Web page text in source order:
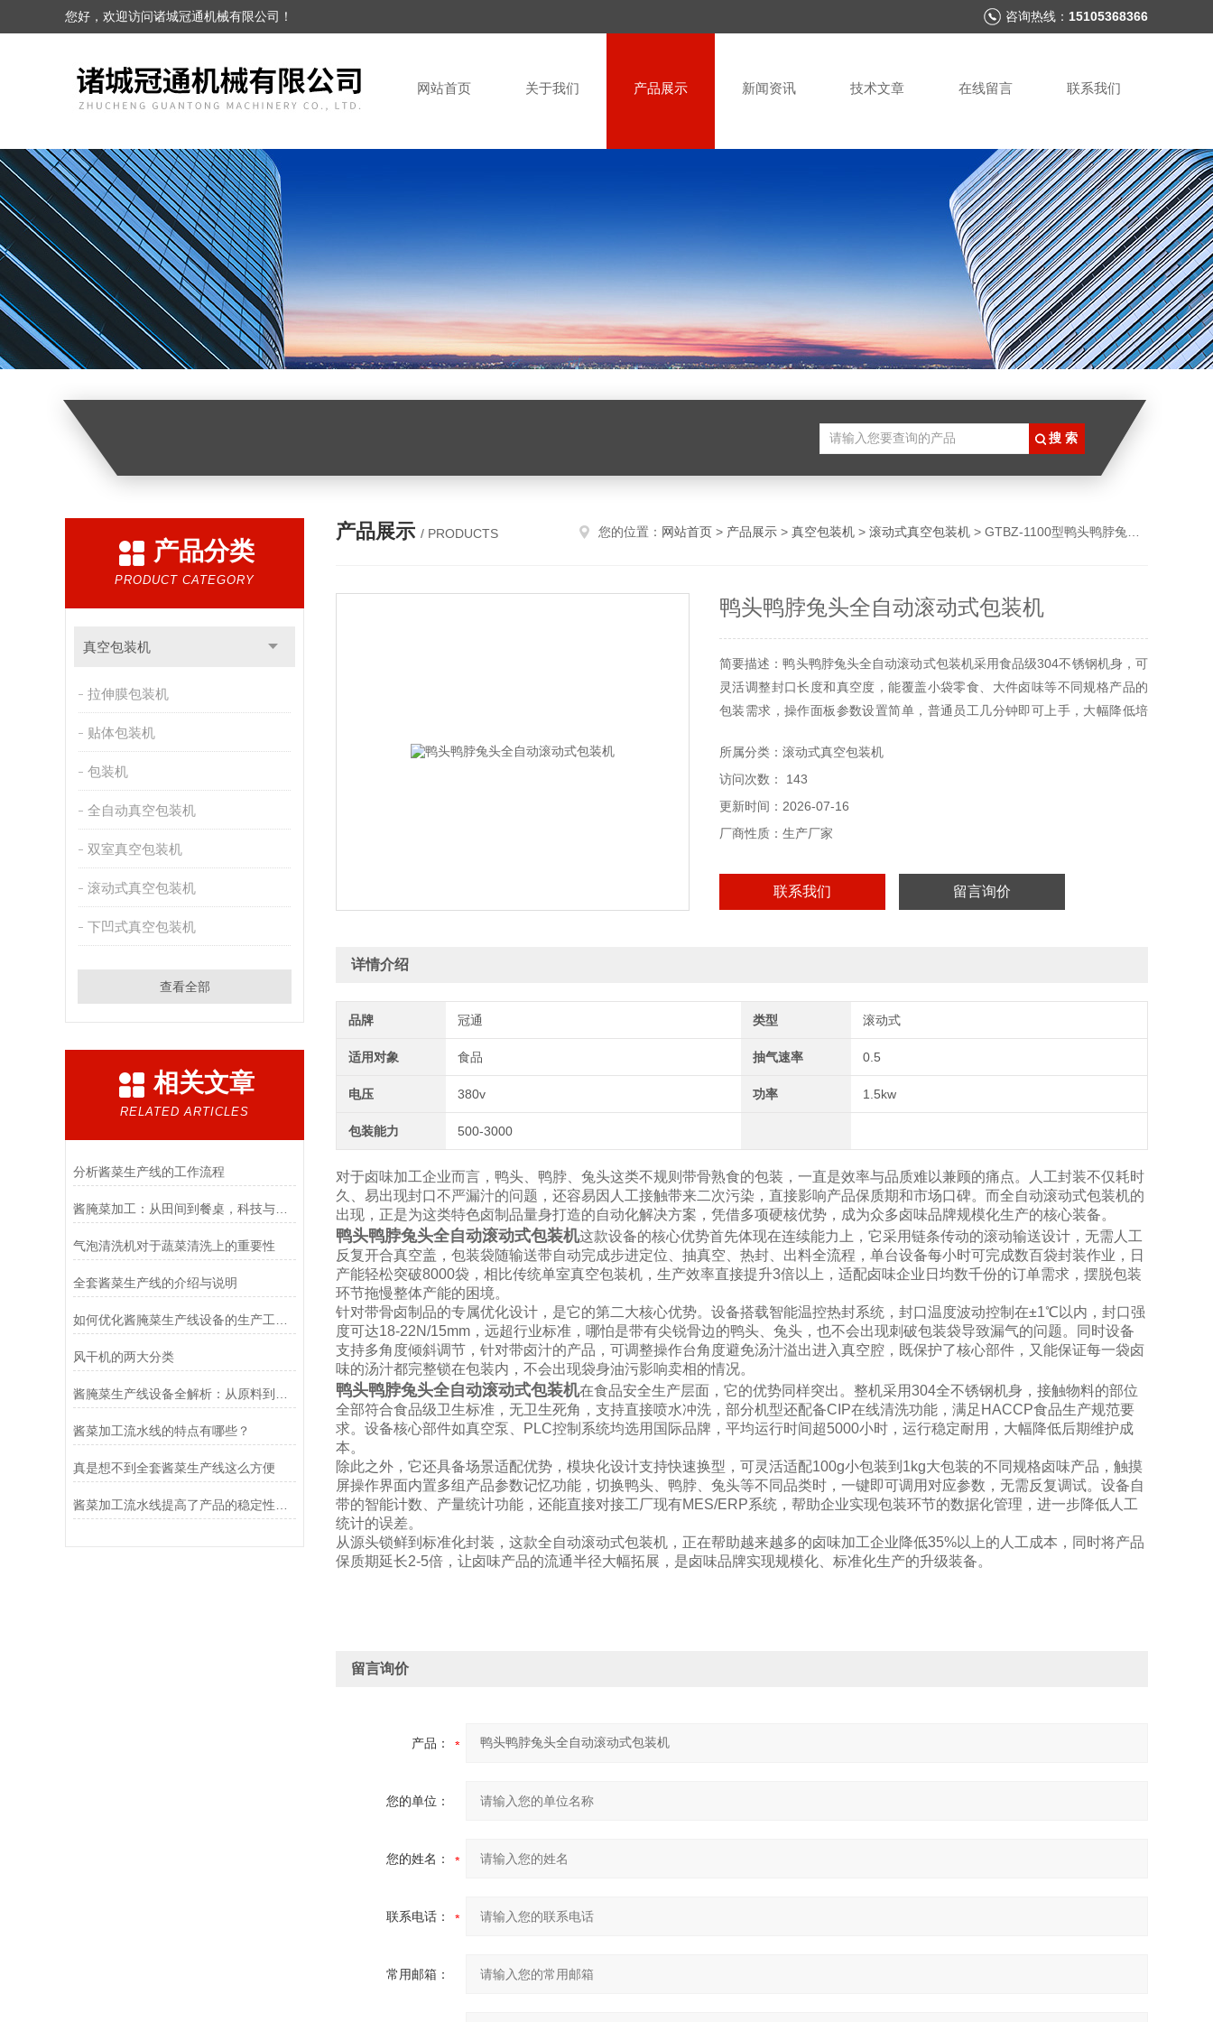
您好，欢迎访问诸城冠通机械有限公司！ 咨询热线： 15105368366
网站首页 关于我们 产品展示 新闻资讯 技术文章 在线留言 联系我们
产品分类
PRODUCT CATEGORY
真空包装机
拉伸膜包装机
贴体包装机
包装机
全自动真空包装机
双室真空包装机
滚动式真空包装机
下凹式真空包装机
查看全部
相关文章
RELATED ARTICLES
分析酱菜生产线的工作流程
酱腌菜加工：从田间到餐桌，科技与传统的融合
气泡清洗机对于蔬菜清洗上的重要性
全套酱菜生产线的介绍与说明
风干机的两大分类
酱菜加工流水线的特点有哪些？
真是想不到全套酱菜生产线这么方便
产品展示 / PRODUCTS 您的位置： 网站首页 > 产品展示 > 真空包装机 > 滚动式真空包装机 > GTBZ-1100型鸭头鸭脖兔头全自动滚动式包装机
鸭头鸭脖兔头全自动滚动式包装机
简要描述：鸭头鸭脖兔头全自动滚动式包装机采用食品级304不锈钢机身，可
灵活调整封口长度和真空度，能覆盖小袋零食、大件卤味等不同规格产品的
包装需求，操作面板参数设置简单，普通员工几分钟即可上手，大幅降低培
所属分类：滚动式真空包装机
访问次数： 143
更新时间：2026-07-16
厂商性质：生产厂家
联系我们 留言询价
详情介绍
品牌 冠通 类型 滚动式
适用对象 食品 抽气速率 0.5
电压 380v 功率 1.5kw
包装能力 500-3000
对于卤味加工企业而言，鸭头、鸭脖、兔头这类不规则带骨熟食的包装，一直是效率与品质难以兼顾的痛点。人工封装不仅耗时
久、易出现封口不严漏汁的问题，还容易因人工接触带来二次污染，直接影响产品保质期和市场口碑。而全自动滚动式包装机的
出现，正是为这类特色卤制品量身打造的自动化解决方案，凭借多项硬核优势，成为众多卤味品牌规模化生产的核心装备。
鸭头鸭脖兔头全自动滚动式包装机这款设备的核心优势首先体现在连续能力上，它采用链条传动的滚动输送设计，无需人工
反复开合真空盖，包装袋随输送带自动完成步进定位、抽真空、热封、出料全流程，单台设备每小时可完成数百袋封装作业，日
产能轻松突破8000袋，相比传统单室真空包装机，生产效率直接提升3倍以上，适配卤味企业日均数千份的订单需求，摆脱包装
环节拖慢整体产能的困境。
针对带骨卤制品的专属优化设计，是它的第二大核心优势。设备搭载智能温控热封系统，封口温度波动控制在±1℃以内，封口强
度可达18-22N/15mm，远超行业标准，哪怕是带有尖锐骨边的鸭头、兔头，也不会出现刺破包装袋导致漏气的问题。同时设备
支持多角度倾斜调节，针对带卤汁的产品，可调整操作台角度避免汤汁溢出进入真空腔，既保护了核心部件，又能保证每一袋卤
味的汤汁都完整锁在包装内，不会出现袋身油污影响卖相的情况。
鸭头鸭脖兔头全自动滚动式包装机在食品安全生产层面，它的优势同样突出。整机采用304全不锈钢机身，接触物料的部位
全部符合食品级卫生标准，无卫生死角，支持直接喷水冲洗，部分机型还配备CIP在线清洗功能，满足HACCP食品生产规范要
求。设备核心部件如真空泵、PLC控制系统均选用国际品牌，平均运行时间超5000小时，运行稳定耐用，大幅降低后期维护成
本。
除此之外，它还具备场景适配优势，模块化设计支持快速换型，可灵活适配100g小包装到1kg大包装的不同规格卤味产品，触摸
屏操作界面内置多组产品参数记忆功能，切换鸭头、鸭脖、兔头等不同品类时，一键即可调用对应参数，无需反复调试。设备自
带的智能计数、产量统计功能，还能直接对接工厂现有MES/ERP系统，帮助企业实现包装环节的数据化管理，进一步降低人工
统计的误差。
从源头锁鲜到标准化封装，这款全自动滚动式包装机，正在帮助越来越多的卤味加工企业降低35%以上的人工成本，同时将产品
保质期延长2-5倍，让卤味产品的流通半径大幅拓展，是卤味品牌实现规模化、标准化生产的升级装备。
留言询价
产品：
您的单位：
您的姓名：
联系电话：
常用邮箱：